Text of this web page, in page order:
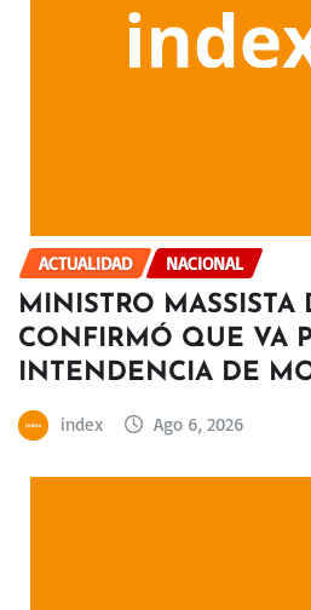
ACTUALIDAD NACIONAL
MINISTRO MASSISTA
CONFIRMÓ QUE VA
INTENDENCIA DE
index Ago 6, 2026